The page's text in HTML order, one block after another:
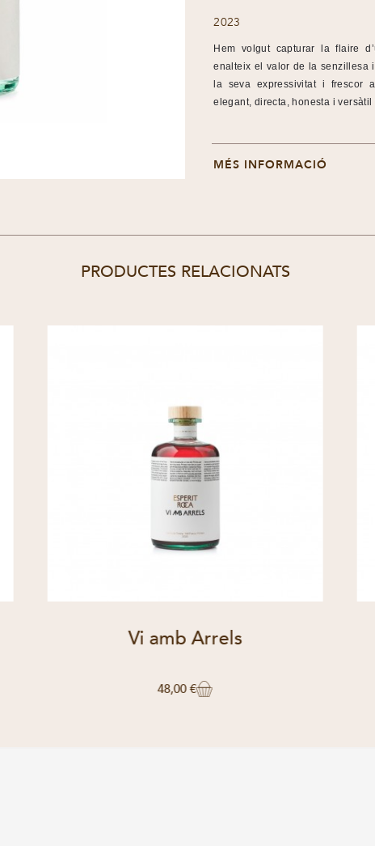
2023
Hem volgut capturar la flaire
enalteix el valor de la senzillesa
la seva expressivitat i frescor
elegant, directa, honesta i
MÉS INFORMACIÓ
PRODUCTES RELACIONATS
Vi amb Arrels
48,00 €